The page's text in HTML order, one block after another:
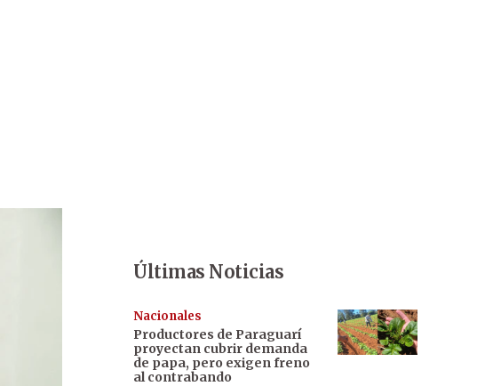
Últimas Noticias
Nacionales
Productores de Paraguarí
proyectan cubrir demanda
de papa, pero exigen freno
al contrabando